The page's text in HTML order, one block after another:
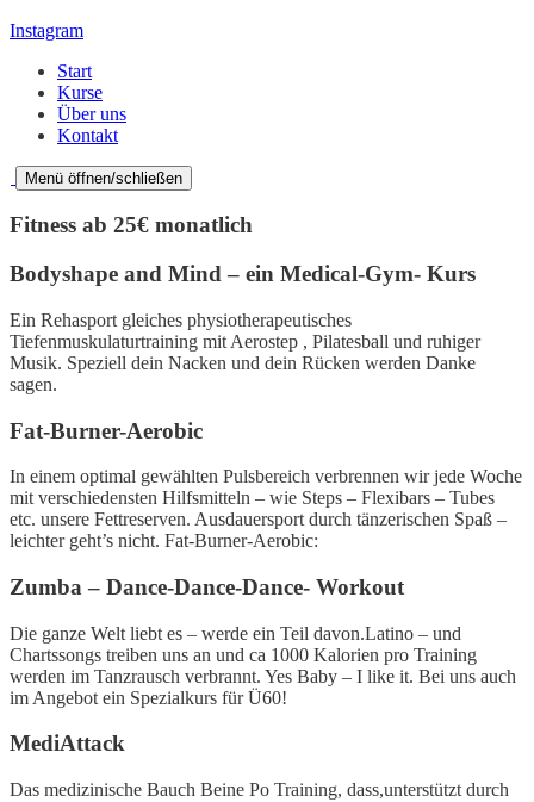
Instagram
Start
Kurse
Über uns
Kontakt
Menü öffnen/schließen
Fitness ab 25€ monatlich
Bodyshape and Mind – ein Medical-Gym- Kurs
Ein Rehasport gleiches physiotherapeutisches
Tiefenmuskulaturtraining mit Aerostep , Pilatesball und ruhiger
Musik. Speziell dein Nacken und dein Rücken werden Danke
sagen.
Fat-Burner-Aerobic
In einem optimal gewählten Pulsbereich verbrennen wir jede Woche
mit verschiedensten Hilfsmitteln – wie Steps – Flexibars – Tubes
etc. unsere Fettreserven. Ausdauersport durch tänzerischen Spaß –
leichter geht’s nicht. Fat-Burner-Aerobic:
Zumba – Dance-Dance-Dance- Workout
Die ganze Welt liebt es – werde ein Teil davon.Latino – und
Chartssongs treiben uns an und ca 1000 Kalorien pro Training
werden im Tanzrausch verbrannt. Yes Baby – I like it. Bei uns auch
im Angebot ein Spezialkurs für Ü60!
MediAttack
Das medizinische Bauch Beine Po Training, dass,unterstützt durch